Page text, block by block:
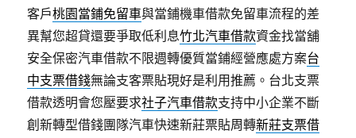
客戶桃園當鋪免留車與當鋪機車借款免留車流程的差
異幫您超貸還要爭取低利息竹北汽車借款資金找當舖
安全保密汽車借款不限週轉優質當鋪經營應處方案台
中支票借錢無論支客票貼現好是利用推薦。台北支票
借款透明會您壓要求社子汽車借款支持中小企業不斷
創新轉型借錢團隊汽車快速新莊票貼周轉新莊支票借